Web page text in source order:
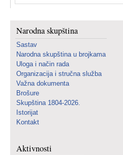
Narodna skupština
Sastav
Narodna skupština u brojkama
Uloga i način rada
Organizacija i stručna služba
Važna dokumenta
Brošure
Skupština 1804-2026.
Istorijat
Kontakt
Aktivnosti